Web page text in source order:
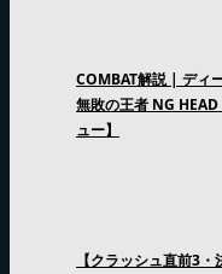
COMBAT解説 | ディ
無敗の王者 NG
ュー】
【クラッシュ直前3